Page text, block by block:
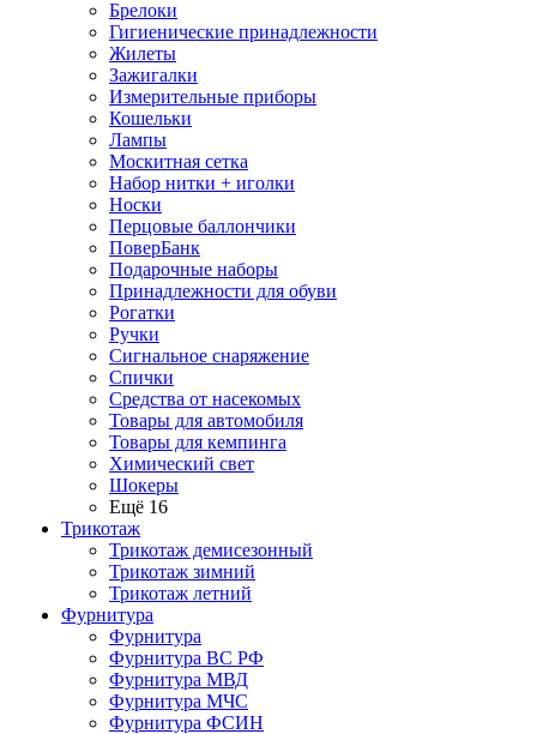
Брелоки
Гигиенические принадлежности
Жилеты
Зажигалки
Измерительные приборы
Кошельки
Лампы
Москитная сетка
Набор нитки + иголки
Носки
Перцовые баллончики
ПоверБанк
Подарочные наборы
Принадлежности для обуви
Рогатки
Ручки
Сигнальное снаряжение
Спички
Средства от насекомых
Товары для автомобиля
Товары для кемпинга
Химический свет
Шокеры
Ещё 16
Трикотаж
Трикотаж демисезонный
Трикотаж зимний
Трикотаж летний
Фурнитура
Фурнитура
Фурнитура ВС РФ
Фурнитура МВД
Фурнитура МЧС
Фурнитура ФСИН